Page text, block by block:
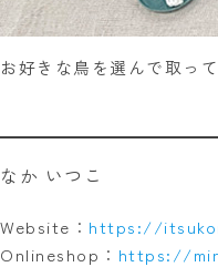
お好きな鳥を選んで取っ
なか いつこ
Website： https://
Onlineshop： https://